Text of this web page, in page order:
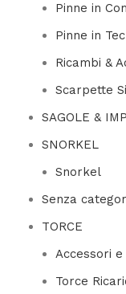
Pinne in
Pinne in
Ricambi &
Scarpette
SAGOLE &
SNORKEL
Snorkel
Senza
TORCE
Accessori e
Torce